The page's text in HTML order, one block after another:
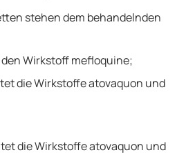
stehen dem behandelnden
Wirkstoff mefloquine;
die Wirkstoffe atovaquon und
die Wirkstoffe atovaquon und